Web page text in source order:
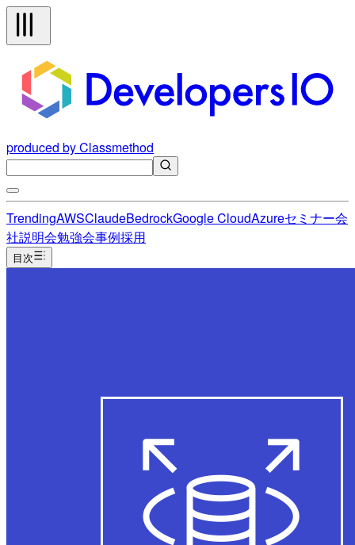
produced by Classmethod
TrendingAWSClaudeBedrockGoogle CloudAzureセミナー会
社説明会勉強会事例採用
目次